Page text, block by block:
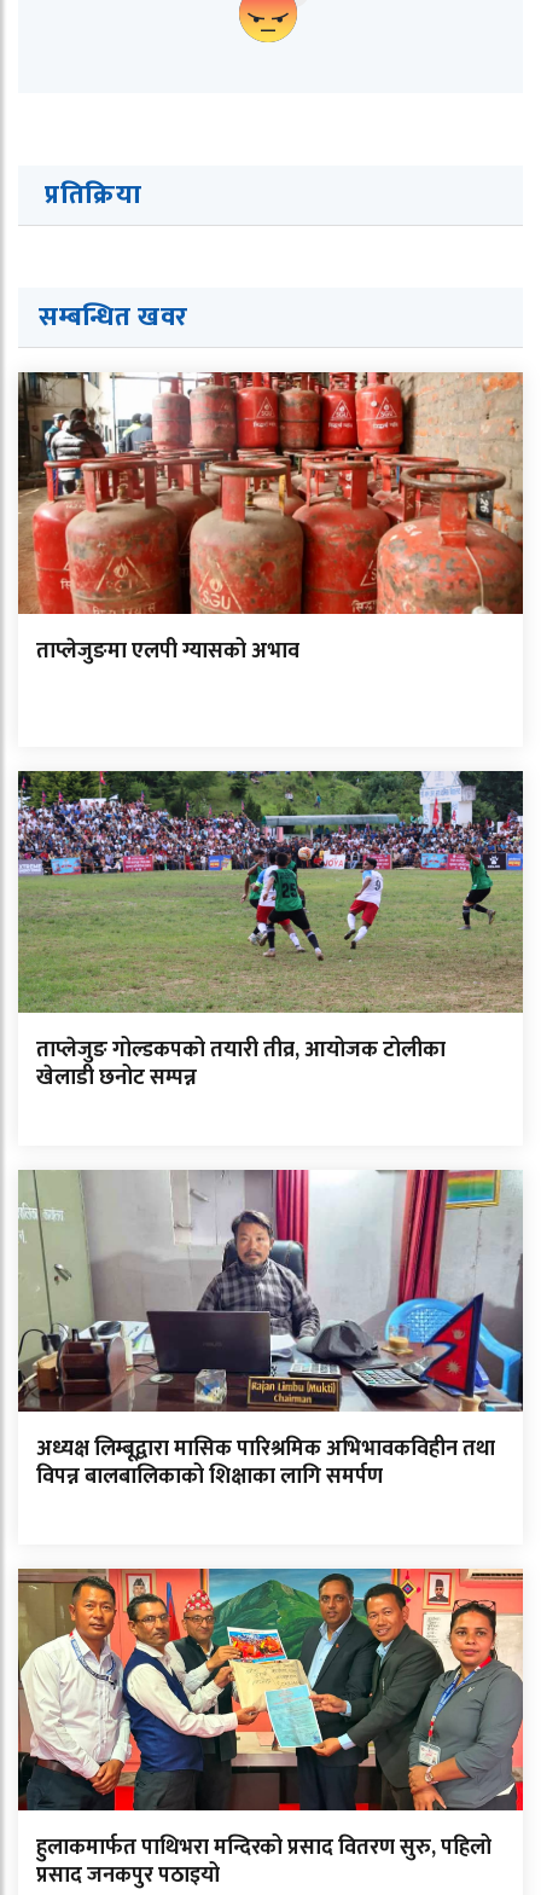
प्रतिक्रिया
सम्बन्धित खवर
ताप्लेजुङमा एलपी ग्यासको अभाव
ताप्लेजुङ गोल्डकपको तयारी तीव्र, आयोजक टोलीका
खेलाडी छनोट सम्पन्न
अध्यक्ष लिम्बूद्वारा मासिक पारिश्रमिक अभिभावकविहीन तथा
विपन्न बालबालिकाको शिक्षाका लागि समर्पण
हुलाकमार्फत पाथिभरा मन्दिरको प्रसाद वितरण सुरु, पहिलो
प्रसाद जनकपुर पठाइयो